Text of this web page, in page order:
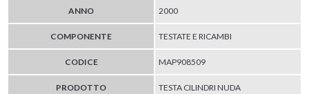
ANNO 2000
COMPONENTE TESTATE E RICAMBI
CODICE MAP908509
PRODOTTO TESTA CILINDRI NUDA